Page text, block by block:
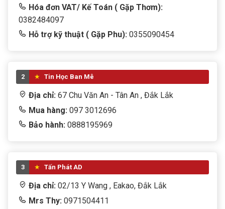
Tên sản phẩm Nguồn Máy Tính MIK E350 - 300W
Chuẩn nguồn ATX
Công suất thực 250W
Đường +12V Single-Rail, tối đa 240W
Active PFC
Điện áp đầu vào
Dòng điện đầu
5A
Hóa đơn VAT/ Kế Toán ( Gặp Thơm):
0382484097
Hỗ trợ kỹ thuật ( Gặp Phu): 0355090454
2 Tin Học Ban Mê
Địa chỉ: 67 Chu Văn An - Tân An , Đắk Lắk
Mua hàng: 097 3012696
Bảo hành: 0888195969
3 Tấn Phát AD
Địa chỉ: 02/13 Y Wang , Eakao, Đắk Lắk
Mrs Thy: 0971504411